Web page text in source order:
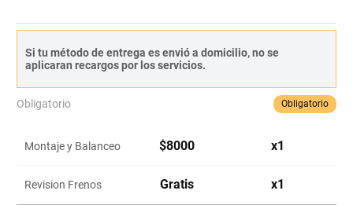
Si tu método de entrega es envió a domicilio, no se
aplicaran recargos por los servicios.
Obligatorio Obligatorio
Montaje y Balanceo $8000 x1
Revision Frenos Gratis x1